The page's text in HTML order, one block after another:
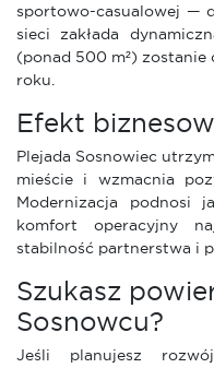
sportowo-casualowej —
sieci zakłada
(ponad 500 m²)
roku.
Efekt
Plejada Sosnowiec
mieście i wzmacnia
Modernizacja podnosi
komfort operacyjny
stabilność partnerstwa i
Szukasz
Sosnowcu?
Jeśli planujesz